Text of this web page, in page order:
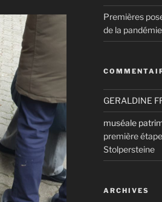
Premières
de la pandémie
GERALDINE
muséale
première
Stolpersteine
ARCHIVES